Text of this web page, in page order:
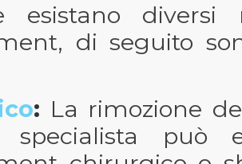
esistano
di seguito
: La rimozione
può